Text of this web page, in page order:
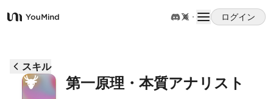
YouMind
ログイン
ユースケース
スキル
第一原理・本質アナリスト